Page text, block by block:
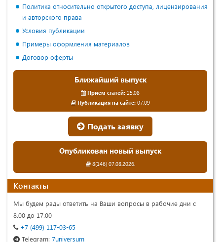
Политика относительно открытого доступа, лицензирования
и авторского права
Условия публикации
Примеры оформления материалов
Договор оферты
Ближайший выпуск
Прием статей: 25.08
Публикация на сайте:07.09
Подать заявку
Опубликован новый выпуск
8(146) 07.08.2026.
Контакты
Мы будем рады ответить на Ваши вопросы в рабочие дни с
8.00 до 17.00
+7 (499) 117-03-65
Telegram: 7universum